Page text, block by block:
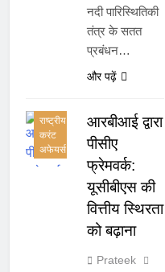
नदी पारिस्थितिकी
तंत्र के सतत
प्रबंधन…
और पढ़ें
राष्ट्रीय
करंट
अफेयर्स
आरबीआई द्वारा
पीसीए
फ्रेमवर्क:
यूसीबीएस की
वित्तीय स्थिरता
को बढ़ाना
Prateek